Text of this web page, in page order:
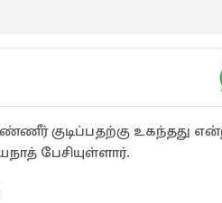
குடிப்பதற்கு உகந்தது
பேசியுள்ளார்.